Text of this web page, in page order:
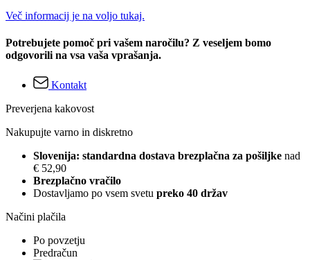
Več informacij je na voljo tukaj.
Potrebujete pomoč pri vašem naročilu? Z veseljem bomo
odgovorili na vsa vaša vprašanja.
Kontakt
Preverjena kakovost
Nakupujte varno in diskretno
Slovenija: standardna dostava brezplačna za pošiljke nad
€ 52,90
Brezplačno vračilo
Dostavljamo po vsem svetu preko 40 držav
Načini plačila
Po povzetju
Predračun